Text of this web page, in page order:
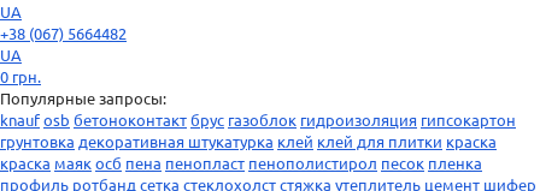
UA
+38 (067) 5664482
UA
0 грн.
Популярные запросы:
knaufosb бетоноконтактбрус газоблок гидроизоляция гипсокартон
грунтовка декоративная штукатурка клей клей для плитки краска
краска маякосб пена пенопласт пенополистирол песок пленка
профиль ротбанд сетка стеклохолстстяжка утеплитель цемент шифер